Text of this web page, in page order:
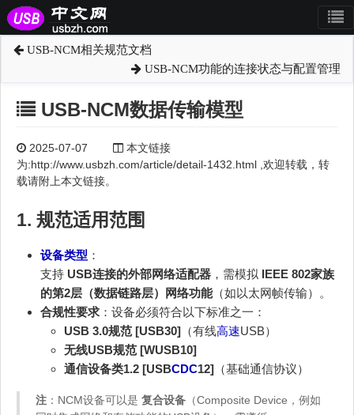
USB-NCM相关规范文档
USB-NCM功能的连接状态与配置管理
USB-NCM数据传输模型
2025-07-07
本文链接
为:http://www.usbzh.com/article/detail-1432.html ,欢迎转载，转
载请附上本文链接。
1. 规范适用范围
设备类型 ：
支持 USB连接的外部网络适配器 ，需模拟 IEEE 802家族
的第2层（数据链路层）网络功能（如以太网帧传输）。
合规性要求 ：设备必须符合以下标准之一：
USB 3.0规范 [USB30] （有线高速USB）
无线USB规范 [WUSB10]
通信设备类1.2 [USBCDC12] （基础通信协议）
注 ：NCM设备可以是 复合设备 （Composite Device，例如